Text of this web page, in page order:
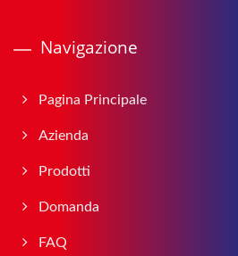
Navigazione
Pagina Principale
Azienda
Prodotti
Domanda
FAQ